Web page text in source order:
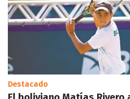
Destacado